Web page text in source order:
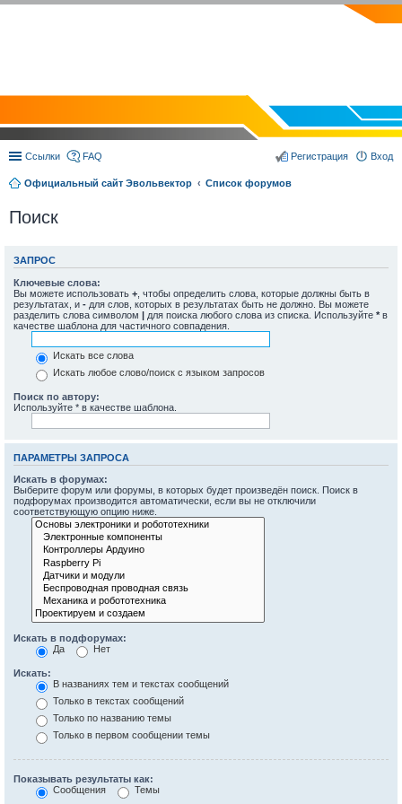
Ссылки FAQ Вход
Регистрация
Официальный сайт Эвольвектор Список форумов
Поиск
ЗАПРОС
Ключевые слова:
Вы можете использовать + , чтобы определить слова, которые должны быть в
результатах, и - для слов, которых в результатах быть не должно. Вы можете
разделить слова символом | для поиска любого слова из списка. Используйте * в
качестве шаблона для частичного совпадения.
Искать все слова
Искать любое слово/поиск с языком запросов
Поиск по автору:
Используйте * в качестве шаблона.
ПАРАМЕТРЫ ЗАПРОСА
Искать в форумах:
Выберите форум или форумы, в которых будет произведён поиск. Поиск в
подфорумах производится автоматически, если вы не отключили
соответствующую опцию ниже.
Искать в подфорумах:
Да
Нет
Искать:
В названиях тем и текстах сообщений
Только в текстах сообщений
Только по названию темы
Только в первом сообщении темы
Показывать результаты как:
Сообщения
Темы